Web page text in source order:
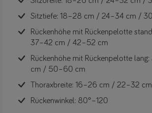
Sitztiefe: 18–28 cm / 24–34 cm /
Rückenhöhe mit Rückenpelotte
37–42 cm / 42–52 cm
Rückenhöhe mit Rückenpelotte
cm / 50–60 cm
Thoraxbreite: 16–26 cm / 22–32
Rückenwinkel: 80°–120